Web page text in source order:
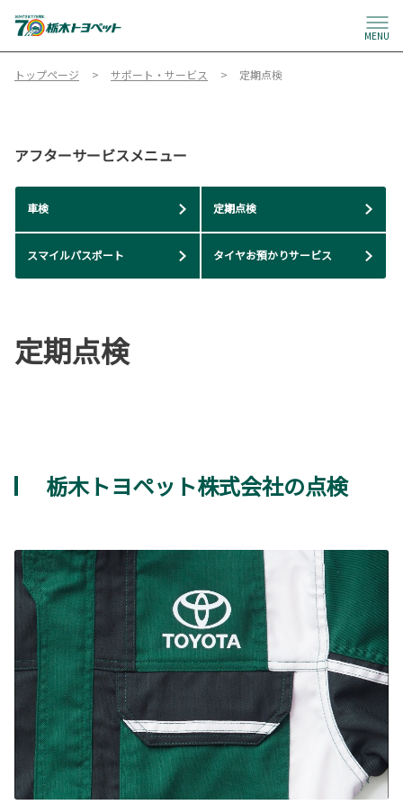
MENU
トップページ サポート・サービス 定期点検
アフターサービスメニュー
車検 定期点検
スマイルパスポート タイヤお預かりサービス
定期点検
栃木トヨペット株式会社の点検